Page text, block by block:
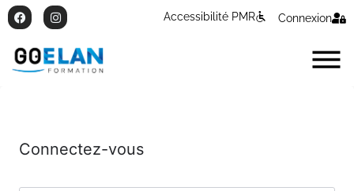
Accessibilité PMR Connexion
Connectez-vous